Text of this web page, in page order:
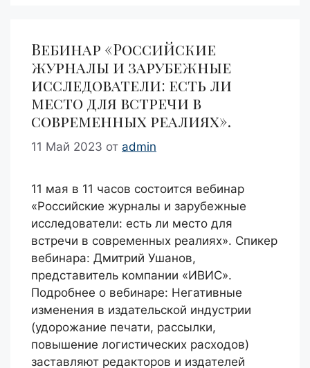
Вебинар «Российские
журналы и зарубежные
исследователи: есть ли
место для встречи в
современных реалиях».
11 Май 2023 от admin
11 мая в 11 часов состоится вебинар
«Российские журналы и зарубежные
исследователи: есть ли место для
встречи в современных реалиях». Спикер
вебинара: Дмитрий Ушанов,
представитель компании «ИВИС».
Подробнее о вебинаре: Негативные
изменения в издательской индустрии
(удорожание печати, рассылки,
повышение логистических расходов)
заставляют редакторов и издателей